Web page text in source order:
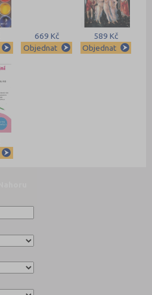
669 Kč
Objednat
589 Kč
Objednat